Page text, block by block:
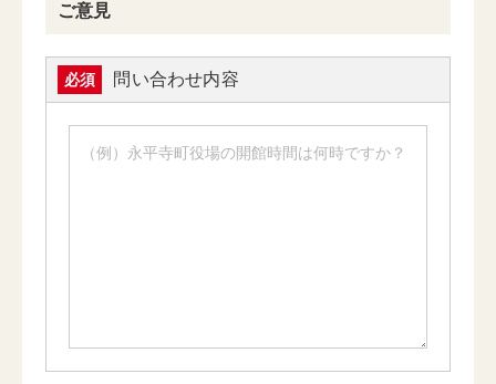
ご意見
必須 問い合わせ内容